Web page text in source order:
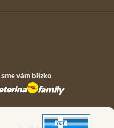
sme vám blízko